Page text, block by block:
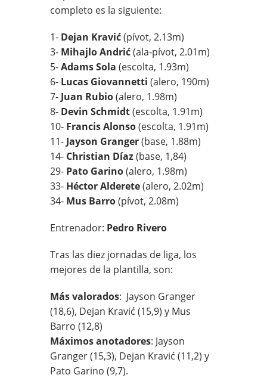
completo es la siguiente:
1- Dejan Kravić(pívot, 2.13m)
3- Mihajlo Andrić(ala-pívot, 2.01m)
5-Adams Sola (escolta, 1.93m)
6- Lucas Giovannetti (alero, 190m)
7- Juan Rubio(alero, 1.98m)
8- Devin Schmidt(escolta, 1.91m)
10- Francis Alonso(escolta, 1.91m)
11- Jayson Granger(base, 1.88m)
14- Christian Díaz(base, 1,84)
29- Pato Garino(alero, 1.98m)
33- Héctor Alderete(alero, 2.02m)
34- Mus Barro(pívot, 2.08m)
Entrenador: Pedro Rivero
Tras las diez jornadas de liga, los
mejores de la plantilla, son:
Más valorados: Jayson Granger
(18,6), Dejan Kravić (15,9) y Mus
Barro (12,8)
Máximos anotadores: Jayson
Granger (15,3), Dejan Kravić (11,2) y
Pato Garino (9,7).